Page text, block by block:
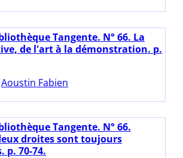
Tangente. N° 66. La
de l'art à la démonstration. p.
Aoustin Fabien
Tangente. N° 66.
droites sont toujours
p. 70-74.